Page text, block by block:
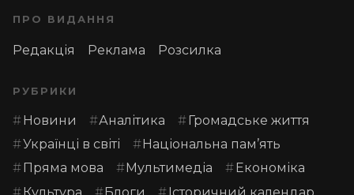
ПРО ВИДАННЯ
Редакція Реклама Розсилка
РУБРИКИ
Новини Аналітика
Громадське життя
Українці в світі
Національна пам’ять
Пряма мова
Мультимедіа
Економіка
Культура
Блоги Історичний календар